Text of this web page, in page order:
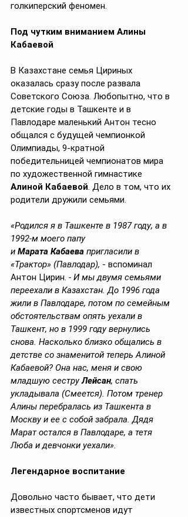
голкиперский феномен.
Под чутким вниманием Алины
Кабаевой
В Казахстане семья Цириных
оказалась сразу после развала
Советского Союза. Любопытно, что в
детские годы в Ташкенте и в
Павлодаре маленький Антон тесно
общался с будущей чемпионкой
Олимпиады, 9-кратной
победительницей чемпионатов мира
по художественной гимнастике
Алиной Кабаевой. Дело в том, что их
родители дружили семьями.
«Родился я в Ташкенте в 1987 году, а в
1992-м моего папу
и Марата Кабаева пригласили в
«Трактор» (Павлодар), - вспоминал
Антон Цирин. - И мы двумя семьями
переехали в Казахстан. До 1996 года
жили в Павлодаре, потом по семейным
обстоятельствам опять уехали в
Ташкент, но в 1999 году вернулись
снова. Насколько близко общались в
детстве со знаменитой теперь Алиной
Кабаевой? Она нас, меня и свою
младшую сестру Лейсан, спать
укладывала (Смеется). Потом тренер
Алины перебралась из Ташкента в
Москву и ее с собой забрала. Дядя
Марат остался в Павлодаре, а тетя
Люба и девчонки уехали».
Легендарное воспитание
Довольно часто бывает, что дети
известных спортсменов идут